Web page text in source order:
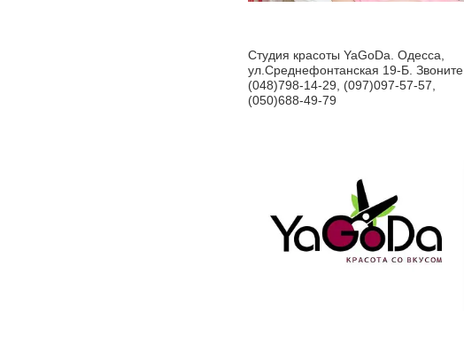
Студия красоты YaGoDa. Одесса,
ул.Среднефонтанская 19-Б. Звоните
(048)798-14-29, (097)097-57-57,
(050)688-49-79